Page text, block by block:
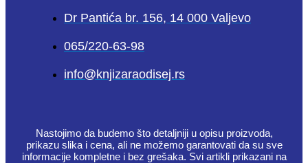
Dr Pantića br. 156, 14 000 Valjevo
065/220-63-98
info@knjizaraodisej.rs
Nastojimo da budemo što detaljniji u opisu proizvoda,
prikazu slika i cena, ali ne možemo garantovati da su sve
informacije kompletne i bez grešaka. Svi artikli prikazani na